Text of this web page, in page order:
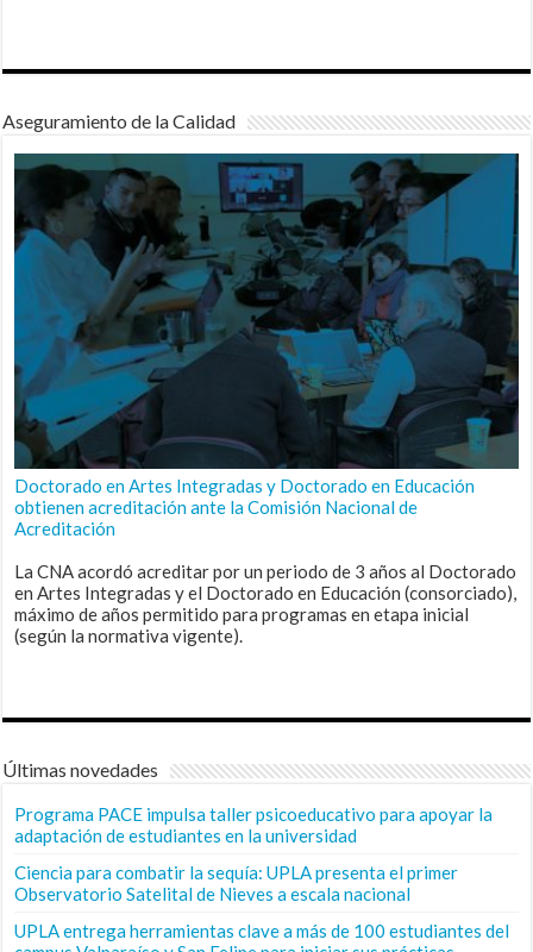
Aseguramiento de la Calidad
Doctorado en Artes Integradas y Doctorado en Educación
obtienen acreditación ante la Comisión Nacional de
Acreditación
La CNA acordó acreditar por un periodo de 3 años al Doctorado
en Artes Integradas y el Doctorado en Educación (consorciado),
máximo de años permitido para programas en etapa inicial
(según la normativa vigente).
Últimas novedades
Programa PACE impulsa taller psicoeducativo para apoyar la
adaptación de estudiantes en la universidad
Ciencia para combatir la sequía: UPLA presenta el primer
Observatorio Satelital de Nieves a escala nacional
UPLA entrega herramientas clave a más de 100 estudiantes del